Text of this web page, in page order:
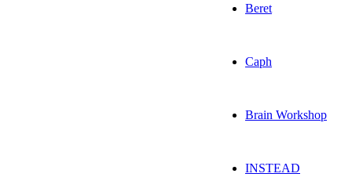
Beret
Caph
Brain Workshop
INSTEAD